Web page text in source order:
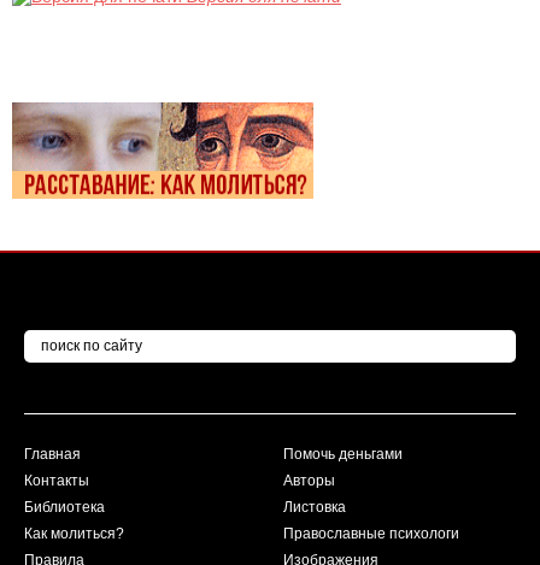
Главная
Контакты
Библиотека
Как молиться?
Правила
Помочь деньгами
Авторы
Листовка
Православные психологи
Изображения